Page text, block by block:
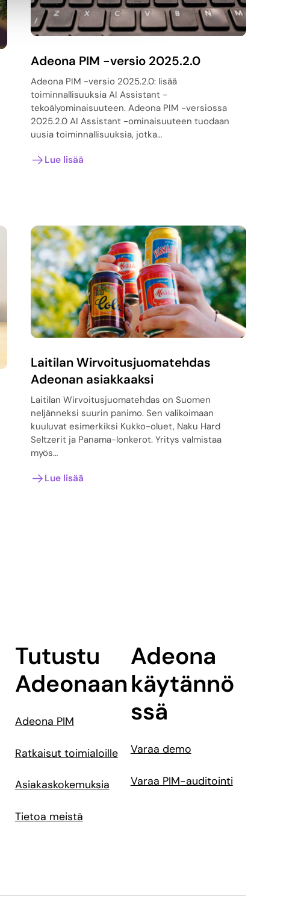
Adeona PIM -versio 2025.2.0
Adeona PIM -versio 2025.2.0: lisää
toiminnallisuuksia AI Assistant -
tekoälyominaisuuteen. Adeona PIM -versiossa
2025.2.0 AI Assistant -ominaisuuteen tuodaan
uusia toiminnallisuuksia, jotka…
Lue lisää
Laitilan Wirvoitusjuomatehdas
Adeonan asiakkaaksi
Laitilan Wirvoitusjuomatehdas on Suomen
neljänneksi suurin panimo. Sen valikoimaan
kuuluvat esimerkiksi Kukko-oluet, Naku Hard
Seltzerit ja Panama-lonkerot. Yritys valmistaa
myös…
Lue lisää
Tutustu
Adeonaan
Adeona PIM
Ratkaisut toimialoille
Asiakaskokemuksia
Tietoa meistä
Adeona
käytännö
ssä
Varaa demo
Varaa PIM-auditointi